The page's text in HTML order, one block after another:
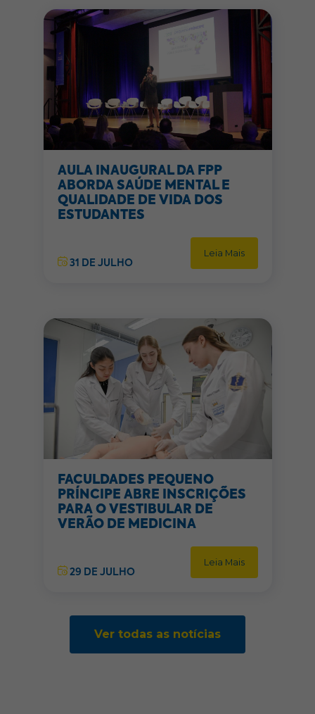
AULA INAUGURAL DA FPP
ABORDA SAÚDE MENTAL E
QUALIDADE DE VIDA DOS
ESTUDANTES
31 DE JULHO
Leia Mais
FACULDADES PEQUENO
PRÍNCIPE ABRE INSCRIÇÕES
PARA O VESTIBULAR DE
VERÃO DE MEDICINA
29 DE JULHO
Leia Mais
Ver todas as notícias